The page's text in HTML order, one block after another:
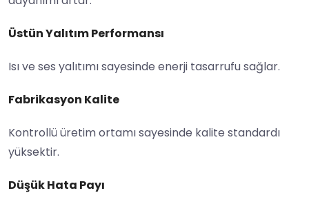
Üstün Yalıtım Performansı
Isı ve ses yalıtımı sayesinde enerji tasarrufu sağlar.
Fabrikasyon Kalite
Kontrollü üretim ortamı sayesinde kalite standardı
yüksektir.
Düşük Hata Payı